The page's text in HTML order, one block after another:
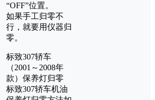
“OFF”位置。
如果手工归零不
行，就要用仪器归
零。
标致307轿车
（2001～2008年
款）保养灯归零
标致307轿车机油